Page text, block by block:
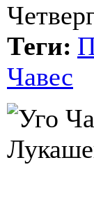
Теги:
Чавес